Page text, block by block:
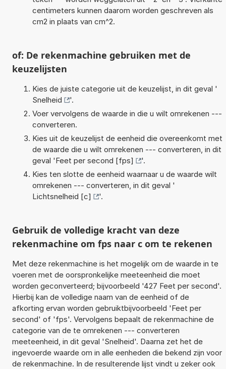
centimeters kunnen daarom worden geschreven als
cm2 in plaats van cm^2.
of: De rekenmachine gebruiken met de
keuzelijsten
Kies de juiste categorie uit de keuzelijst, in dit geval '
Snelheid
'.
Voer vervolgens de waarde in die u wilt omrekenen ---
converteren.
Kies uit de keuzelijst de eenheid die overeenkomt met
de waarde die u wilt omrekenen --- converteren, in dit
geval 'Feet per second [fps]
'.
Kies ten slotte de eenheid waarnaar u de waarde wilt
omrekenen --- converteren, in dit geval '
Lichtsnelheid [c]
'.
Gebruik de volledige kracht van deze
rekenmachine om fps naar c om te rekenen
Met deze rekenmachine is het mogelijk om de waarde in te
voeren met de oorspronkelijke meeteenheid die moet
worden geconverteerd; bijvoorbeeld '427 Feet per second'.
Hierbij kan de volledige naam van de eenheid of de
afkorting ervan worden gebruiktbijvoorbeeld 'Feet per
second' of 'fps'. Vervolgens bepaalt de rekenmachine de
categorie van de te omrekenen --- converteren
meeteenheid, in dit geval 'Snelheid'. Daarna zet het de
ingevoerde waarde om in alle eenheden die bekend zijn voor
de rekenmachine. In de resulterende lijst vindt u zeker ook